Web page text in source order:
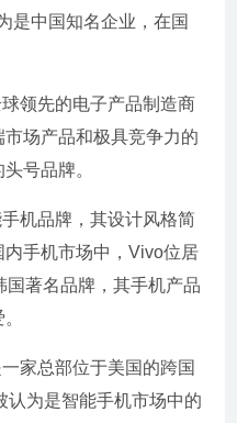
是中国知名企业，在国
领先的电子产品制造商
场产品和极具竞争力的
号品牌。
机品牌，其设计风格简
手机市场中，Vivo位居
国著名品牌，其手机产品
家总部位于美国的跨国
认为是智能手机市场中的